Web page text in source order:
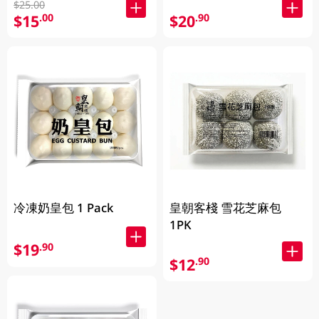
$25.00
$15.00
冷凍奶皇包 1 Pack
$19.90
$20.90
皇朝客棧 雪花芝麻包
1PK
$12.90